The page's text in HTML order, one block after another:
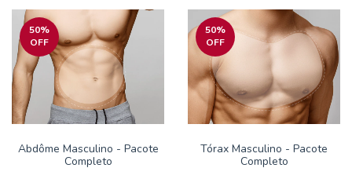
50%
OFF
Abdôme Masculino - Pacote
Completo
50%
OFF
Tórax Masculino - Pacote
Completo